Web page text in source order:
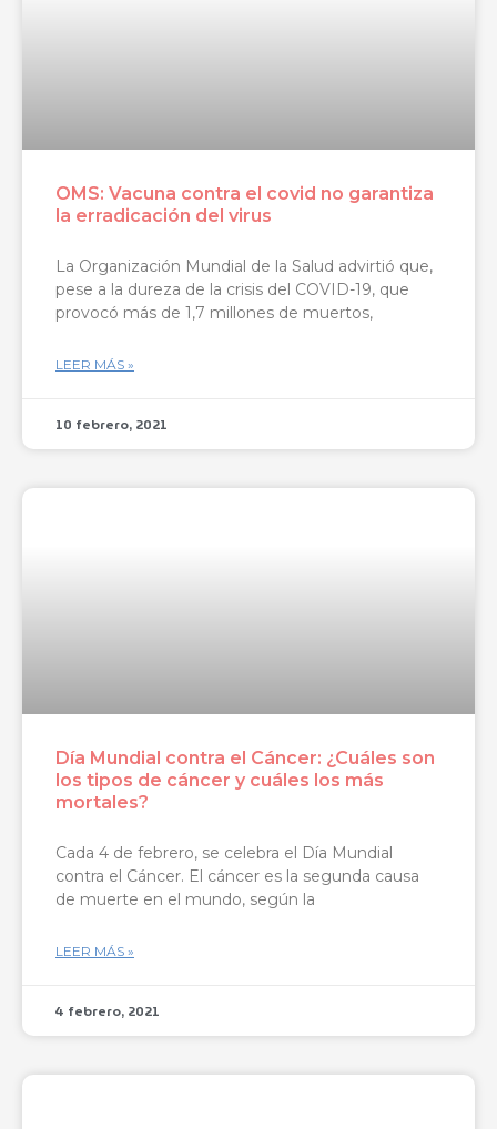
OMS: Vacuna contra el covid no garantiza
la erradicación del virus
La Organización Mundial de la Salud advirtió que,
pese a la dureza de la crisis del COVID-19, que
provocó más de 1,7 millones de muertos,
LEER MÁS »
10 febrero, 2021
Día Mundial contra el Cáncer: ¿Cuáles son
los tipos de cáncer y cuáles los más
mortales?
Cada 4 de febrero, se celebra el Día Mundial
contra el Cáncer. El cáncer es la segunda causa
de muerte en el mundo, según la
LEER MÁS »
4 febrero, 2021